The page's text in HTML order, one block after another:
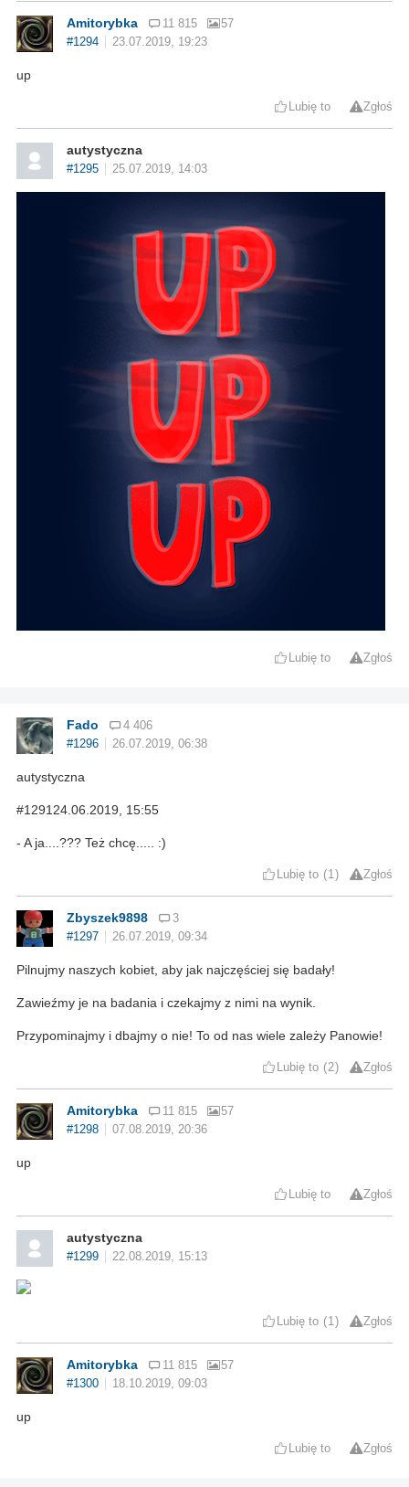
Amitorybka 11 815
57
#1294
23.07.2019, 19:23
up
Lubię to Zgłoś
autystyczna
#1295 25.07.2019, 14:03
Lubię to Zgłoś
Fado
4 406
#1296
26.07.2019, 06:38
autystyczna
#129124.06.2019, 15:55
- A ja....??? Też chcę..... :)
Lubię to 1 Zgłoś
Zbyszek9898
3
#1297
26.07.2019, 09:34
Pilnujmy naszych kobiet, aby jak najczęściej się badały!
Zawieźmy je na badania i czekajmy z nimi na wynik.
Przypominajmy i dbajmy o nie! To od nas wiele zależy Panowie!
Lubię to 2 Zgłoś
Amitorybka 11 815
57
#1298
07.08.2019, 20:36
up
Lubię to Zgłoś
autystyczna
#1299 22.08.2019, 15:13
Lubię to 1 Zgłoś
Amitorybka 11 815
57
#1300
18.10.2019, 09:03
up
Lubię to Zgłoś